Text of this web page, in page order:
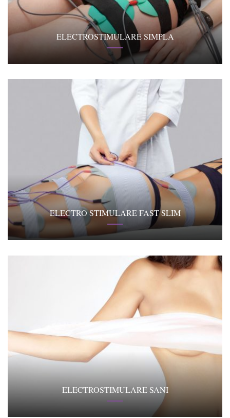
ELECTROSTIMULARE SIMPLA
ELECTRO STIMULARE FAST SLIM
ELECTROSTIMULARE SANI